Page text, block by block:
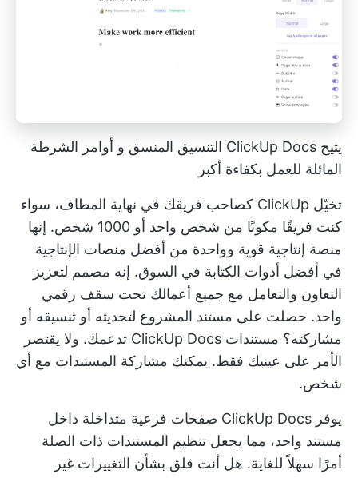
يتيح ClickUp Docs التنسيق المنسق و
أوامر الشرطة
المائلة للعمل بكفاءة أكبر
تخيّل ClickUp كصاحب فريقك في نهاية المطاف، سواء
كنت فريقًا مكونًا من شخص واحد أو 1000 شخص. إنها
منصة إنتاجية قوية وواحدة من أفضل منصات الإنتاجية
في أفضل أدوات الكتابة في السوق. إنه مصمم لتعزيز
التعاون والتعامل مع جميع أعمالك تحت سقف رقمي
واحد. حصلت على مستند المشروع لتحديثه أو تنسيقه أو
مشاركته؟ مستندات ClickUp Docs تدعمك. ولا يقتصر
الأمر على عينيك فقط. يمكنك مشاركة المستندات مع أي
شخص.
يوفر ClickUp Docs صفحات فرعية متداخلة داخل
مستند واحد، مما يجعل تنظيم المستندات ذات الصلة
أمرًا سهلاً للغاية. هل أنت قلق بشأن التغييرات غير